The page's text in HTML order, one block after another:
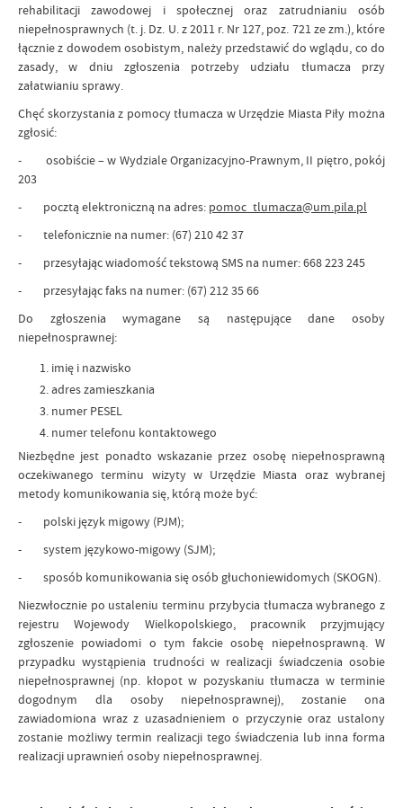
rehabilitacji zawodowej i społecznej oraz zatrudnianiu osób
niepełnosprawnych (t. j. Dz. U. z 2011 r. Nr 127, poz. 721 ze zm.), które
łącznie z dowodem osobistym, należy przedstawić do wglądu, co do
zasady, w dniu zgłoszenia potrzeby udziału tłumacza przy
załatwianiu sprawy.
Chęć skorzystania z pomocy tłumacza w Urzędzie Miasta Piły można
zgłosić:
- osobiście – w Wydziale Organizacyjno-Prawnym, II piętro, pokój
203
- pocztą elektroniczną na adres: pomoc_tlumacza@um.pila.pl
- telefonicznie na numer: (67) 210 42 37
- przesyłając wiadomość tekstową SMS na numer: 668 223 245
- przesyłając faks na numer: (67) 212 35 66
Do zgłoszenia wymagane są następujące dane osoby
niepełnosprawnej:
imię i nazwisko
adres zamieszkania
numer PESEL
numer telefonu kontaktowego
Niezbędne jest ponadto wskazanie przez osobę niepełnosprawną
oczekiwanego terminu wizyty w Urzędzie Miasta oraz wybranej
metody komunikowania się, którą może być:
- polski język migowy (PJM);
- system językowo-migowy (SJM);
- sposób komunikowania się osób głuchoniewidomych (SKOGN).
Niezwłocznie po ustaleniu terminu przybycia tłumacza wybranego z
rejestru Wojewody Wielkopolskiego, pracownik przyjmujący
zgłoszenie powiadomi o tym fakcie osobę niepełnosprawną. W
przypadku wystąpienia trudności w realizacji świadczenia osobie
niepełnosprawnej (np. kłopot w pozyskaniu tłumacza w terminie
dogodnym dla osoby niepełnosprawnej), zostanie ona
zawiadomiona wraz z uzasadnieniem o przyczynie oraz ustalony
zostanie możliwy termin realizacji tego świadczenia lub inna forma
realizacji uprawnień osoby niepełnosprawnej.